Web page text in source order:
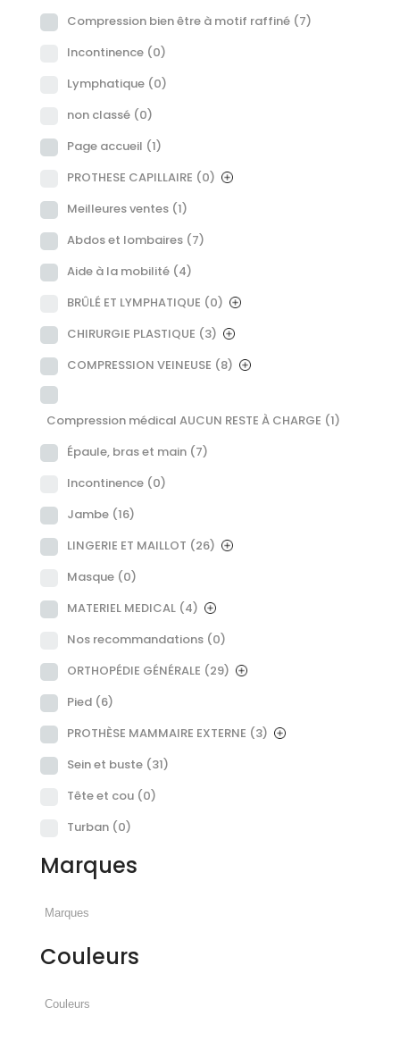
Compression bien être à motif raffiné (7)
Incontinence (0)
Lymphatique (0)
non classé (0)
Page accueil (1)
PROTHESE CAPILLAIRE (0)
Meilleures ventes (1)
Abdos et lombaires (7)
Aide à la mobilité (4)
BRÛLÉ ET LYMPHATIQUE (0)
CHIRURGIE PLASTIQUE (3)
COMPRESSION VEINEUSE (8)
Compression médical AUCUN RESTE À CHARGE (1)
Épaule, bras et main (7)
Incontinence (0)
Jambe (16)
LINGERIE ET MAILLOT (26)
Masque (0)
MATERIEL MEDICAL (4)
Nos recommandations (0)
ORTHOPÉDIE GÉNÉRALE (29)
Pied (6)
PROTHÈSE MAMMAIRE EXTERNE (3)
Sein et buste (31)
Tête et cou (0)
Turban (0)
Marques
Couleurs